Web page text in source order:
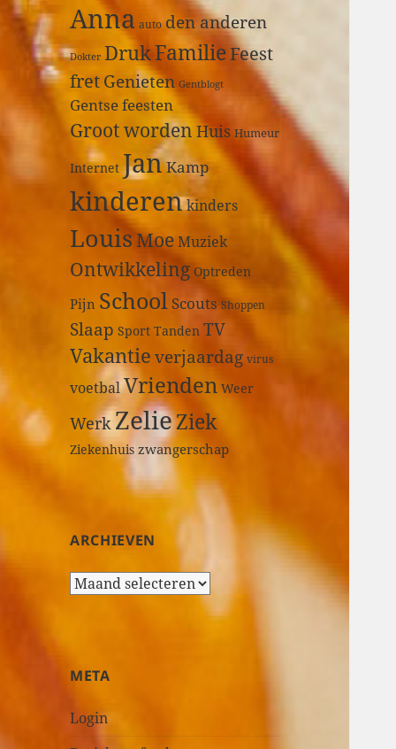
Anna auto den anderen
Dokter DrukFamilieFeest
fretGenieten Gentblogt
Gentse feesten
Groot worden Huis Humeur
Internet JanKamp
kinderenkinders
LouisMoeMuziek
Ontwikkeling Optreden
Pijn School Scouts Shoppen
Slaap Sport Tanden TV
Vakantie verjaardag virus
voetbalVrienden Weer
WerkZelieZiek
Ziekenhuis zwangerschap
ARCHIEVEN
A
i
v
META
Login